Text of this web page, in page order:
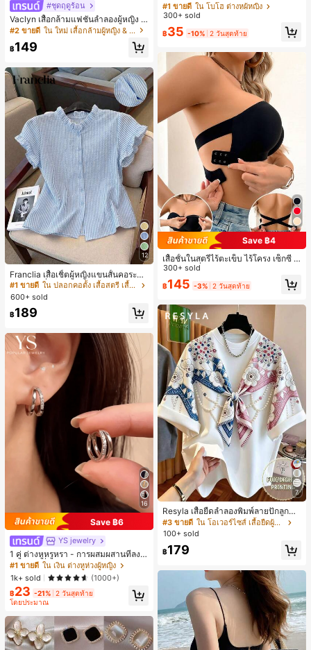
#ชุดฤดูร้อน
Vaclyn เสื้อกล้ามแฟชั่นลำลองผู้หญิง ล
ายแพตช์เวิร์ก แขนกุด คอกลม ติดกระดุ
#2 ขายดี ใน ใหม่ เสื้อกล้ามผู้หญิง & Camis
฿149
12
Franclia เสื้อเชิ้ตผู้หญิงแขนสั้นคอระบา
ยกระดุมเดี่ยวลายทาง
#1 ขายดี
ใน ปลอกคอตั้ง เสื้อสตรี เสื้อเบลาส์ & Tee
600+ sold
฿189
16
Save ฿6
YS jewelry
1 คู่ ต่างหูหรูหรา - การผสมผสานที่ลงตั
วของแฟชั่นและความซับซ้อน, ดีไซน์ส
องชั้น, เหมาะสำหรับสุภาพสตรีและนักเ
รียน, ต่างหูทองแดงฝังไมโคร
#1 ขายดี ใน เงิน ต่างหูห่วงผู้หญิง
1k+ sold
(1000+)
฿23 -21% 2 วันสุดท้าย
โดยประมาณ
ลือง ลายจุดสีน้ำเงิน สไตล์ยุโรปและอเม
ริกัน แฟชั่นส่วนตัว หวานและสง่างาม
ดินทาง งานแต่งงาน ปาร์ตี้ วันเกิด ของ
เกือบหมดแล้ว!
#1 ขายดี ใน โบโฮ ต่างหูผู้หญิง
ลูกค้ากลับมาซื้อซ้ำ!
เกือบหมดแล้ว!
#1 ขายดี ใน โบโฮ ต่างหูผู้หญิง
ลูกค้ากลับมาซื้อซ้ำ!
เกือบหมดแล้ว!
#1 ขายดี
ใน โบโฮ ต่างหูผู้หญิง
เกือบหมดแล้ว!
300+ sold
฿35 -10% 2 วันสุดท้าย
Save ฿4
เสื้อชั้นในสตรีไร้ตะเข็บ ไร้โครง เซ็กซี่ ด้
านข้างไม่ลื่น แผ่นรองถอดได้ ลายไขว้ห
ลัง ไร้สาย สบายตลอดวัน
300+ sold
฿145 -3% 2 วันสุดท้าย
7
Resyla เสื้อยืดลำลองพิมพ์ลายปักลูกปัด
รูปโบว์ขนาดใหญ่สำหรับผู้หญิง
#3 ขายดี
ใน โอเวอร์ไซส์ เสื้อยืดผู้หญิง
100+ sold
฿179